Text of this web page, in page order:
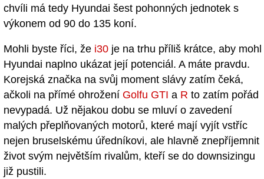
chvíli má tedy Hyundai šest pohonných jednotek s
výkonem od 90 do 135 koní.
Mohli byste říci, že i30 je na trhu příliš krátce, aby mohl
Hyundai naplno ukázat její potenciál. A máte pravdu.
Korejská značka na svůj moment slávy zatím čeká,
ačkoli na přímé ohrožení Golfu GTI a R to zatím pořád
nevypadá. Už nějakou dobu se mluví o zavedení
malých přeplňovaných motorů, které mají vyjít vstříc
nejen bruselskému úředníkovi, ale hlavně znepříjemnit
život svým největším rivalům, kteří se do downsizingu
již pustili.